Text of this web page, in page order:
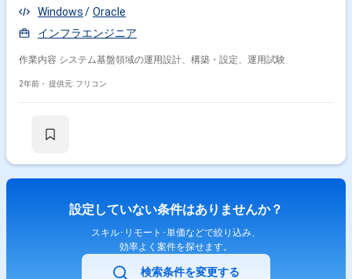
Windows
Oracle
インフラエンジニア
作業内容 システム基盤領域の運用設計、構築・設定、運用試験
2年前・ 提供元: フリコン
設定していない条件はありませんか？
スキル･リモート･単価などで絞り込み、
効率よく案件を探せます。
検索条件を変更する